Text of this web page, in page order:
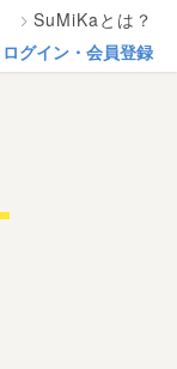
SuMiKaとは？
ログイン・会員登録